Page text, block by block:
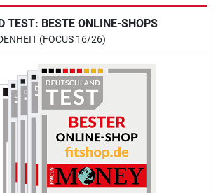
TEST: BESTE ONLINE-SHOPS
(FOCUS 16/26)